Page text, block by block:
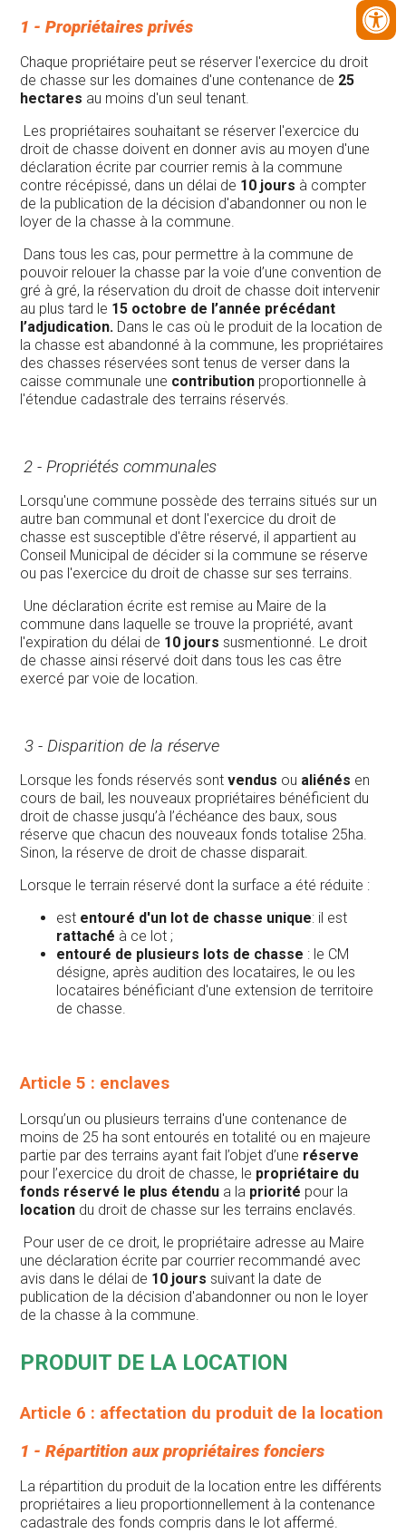
1 - Propriétaires privés
Chaque propriétaire peut se réserver l'exercice du droit
de chasse sur les domaines d'une contenance de 25
hectares au moins d'un seul tenant.
Les propriétaires souhaitant se réserver l'exercice du
droit de chasse doivent en donner avis au moyen d'une
déclaration écrite par courrier remis à la commune
contre récépissé, dans un délai de 10 jours à compter
de la publication de la décision d'abandonner ou non le
loyer de la chasse à la commune.
Dans tous les cas, pour permettre à la commune de
pouvoir relouer la chasse par la voie d’une convention de
gré à gré, la réservation du droit de chasse doit intervenir
au plus tard le 15 octobre de l’année précédant
l’adjudication. Dans le cas où le produit de la location de
la chasse est abandonné à la commune, les propriétaires
des chasses réservées sont tenus de verser dans la
caisse communale une contribution proportionnelle à
l'étendue cadastrale des terrains réservés.
2 - Propriétés communales
Lorsqu'une commune possède des terrains situés sur un
autre ban communal et dont l'exercice du droit de
chasse est susceptible d'être réservé, il appartient au
Conseil Municipal de décider si la commune se réserve
ou pas l'exercice du droit de chasse sur ses terrains.
Une déclaration écrite est remise au Maire de la
commune dans laquelle se trouve la propriété, avant
l'expiration du délai de 10 jourssusmentionné. Le droit
de chasse ainsi réservé doit dans tous les cas être
exercé par voie de location.
3 - Disparition de la réserve
Lorsque les fonds réservés sontvendus ou aliénés en
cours de bail, les nouveaux propriétaires bénéficient du
droit de chasse jusqu’à l’échéance des baux, sous
réserve que chacun des nouveaux fonds totalise 25ha.
Sinon, la réserve de droit de chasse disparait.
Lorsque le terrain réservé dont la surface a été réduite :
est entouré d'un lot de chasse unique: il est
rattaché à ce lot ;
entouré de plusieurs lots de chasse : le CM
désigne, après audition des locataires, le ou les
locataires bénéficiant d'une extension de territoire
de chasse.
Article 5 : enclaves
Lorsqu’un ou plusieurs terrains d'une contenance de
moins de 25 ha sont entourés en totalité ou en majeure
partie par des terrains ayant fait l’objet d’une réserve
pour l’exercice du droit de chasse, le propriétaire du
fonds réservé le plus étendu a la priorité pour la
location du droit de chasse sur les terrains enclavés.
Pour user de ce droit, le propriétaire adresse au Maire
une déclaration écrite par courrier recommandé avec
avis dans le délai de 10 jourssuivant la date de
publication de la décision d'abandonner ou non le loyer
de la chasse à la commune.
PRODUIT DE LA LOCATION
Article 6 : affectation du produit de la location
1 - Répartition aux propriétaires fonciers
La répartition du produit de la location entre les différents
propriétaires a lieu proportionnellement à la contenance
cadastrale des fonds compris dans le lot affermé.